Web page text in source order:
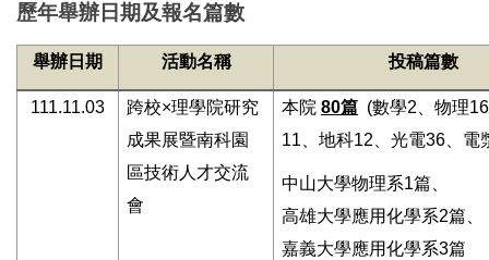
歷年舉辦日期及報名篇數
舉辦日期 活動名稱 投稿篇數
111.11.03
跨校×理學院研究
成果展暨南科園
區技術人才交流
會
本院 80篇 (數學2、物理
11、地科12、光電36、電
中山大學物理系1篇、
高雄大學應用化學系2篇、
嘉義大學應用化學系3篇